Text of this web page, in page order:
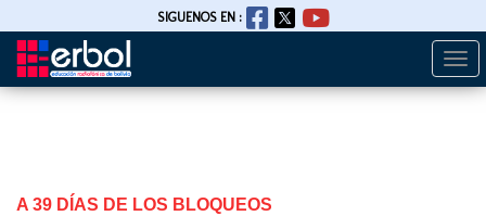
Pasar
SIGUENOS EN :
A 39 DÍAS DE LOS BLOQUEOS